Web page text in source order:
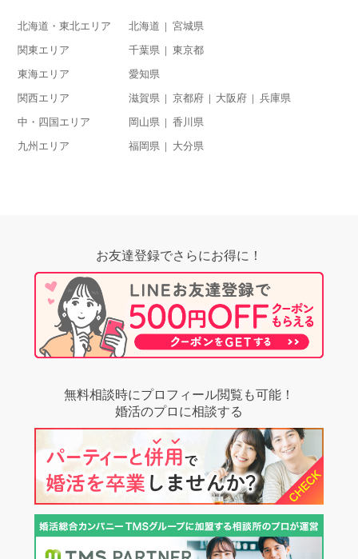
北海道・東北エリア 北海道 宮城県
関東エリア 千葉県 東京都
東海エリア 愛知県
関西エリア 滋賀県 京都府 大阪府 兵庫県
中・四国エリア 岡山県 香川県
九州エリア 福岡県 大分県
お友達登録でさらにお得に！
無料相談時にプロフィール閲覧も可能！
婚活のプロに相談する